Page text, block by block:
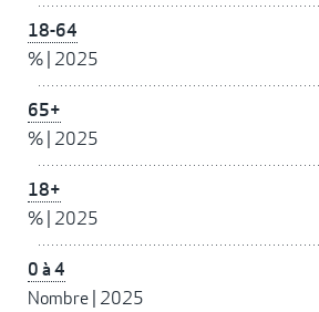
18-64
% 2025
65+
% 2025
18+
% 2025
0 à 4
Nombre 2025